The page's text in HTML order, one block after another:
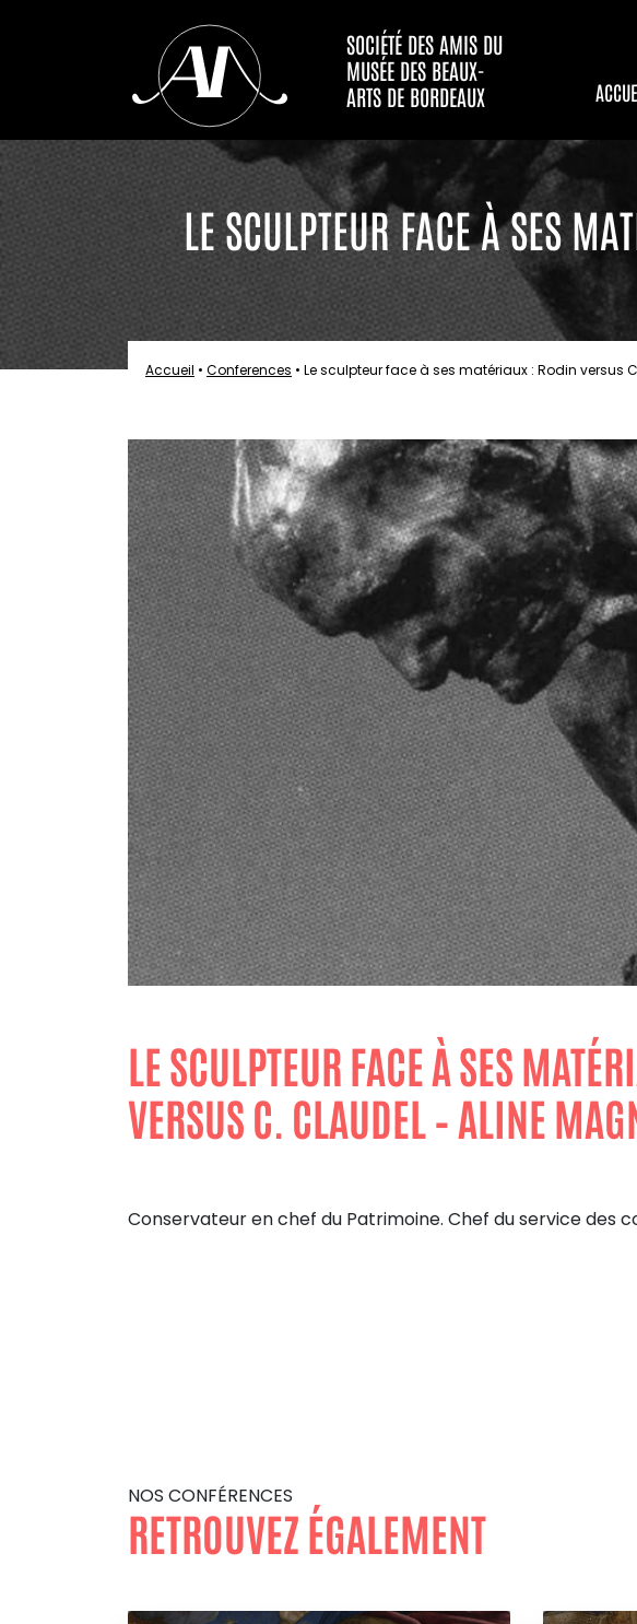
SOCIÉTÉ DES AMIS DU
MUSÉE DES BEAUX-
ARTS DE BORDEAUX
LE SCULPTEUR FACE À SES
Accueil • Conferences • Le sculpteur face à ses matériaux : Rodin versus
LE SCULPTEUR FACE À SES
VERSUS C. CLAUDEL – ALINE
Conservateur en chef du Patrimoine. Chef du service des
NOS CONFÉRENCES
RETROUVEZ ÉGALEMENT